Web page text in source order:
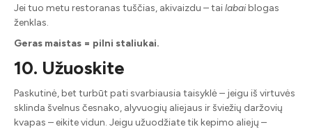
Jei tuo metu restoranas tuščias, akivaizdu – tailabaiblogas
ženklas.
Geras maistas = pilni staliukai.
10. Užuoskite
Paskutinė, bet turbūt pati svarbiausia taisyklė – jeigu iš virtuvės
sklinda švelnus česnako, alyvuogių aliejaus ir šviežių daržovių
kvapas – eikite vidun. Jeigu užuodžiate tik kepimo aliejų –